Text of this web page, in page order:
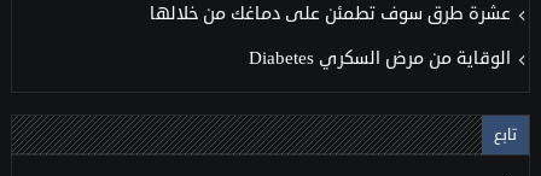
عشرة طرق سوف تطمئن على دماغك من خلالها
الوقاية من مرض السكري Diabetes
تابع